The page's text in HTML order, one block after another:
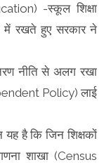
-स्कूल शिक्षा
में रखते हुए सरकार ने
नीति से अलग रखा
Policy) लाई
यह है कि जिन शिक्षकों
शाखा (Census